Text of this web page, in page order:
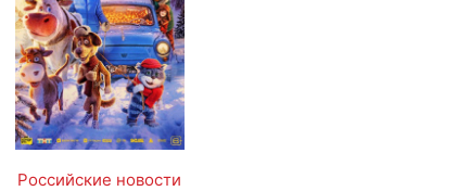
Российские новости